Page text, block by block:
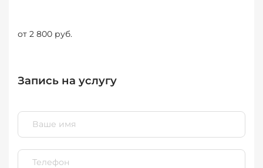
от 2 800 руб.
Запись на услугу